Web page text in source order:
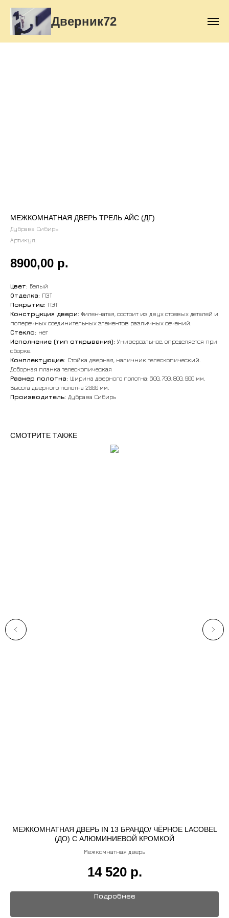
Дверник72
МЕЖКОМНАТНАЯ ДВЕРЬ ТРЕЛЬ АЙС (ДГ)
Дубрава Сибирь
Артикул:
8900,00 р.
Цвет: Белый
Отделка: ПЭТ
Покрытие: ПЭТ
Конструкция двери: Филенчатая, состоит из двух стоевых деталей и
поперечных соединительных элементов различных сечений.
Стекло: нет
Исполнение (тип открывания): Универсальное, определяется при
сборке.
Комплектующие: Стойка дверная, наличник телескопический.
Доборная планка телескопическая
Размер полотна: Ширина дверного полотна: 600, 700, 800, 900 мм.
Высота дверного полотна 2000 мм.
Производитель: Дубрава Сибирь
СМОТРИТЕ ТАКЖЕ
МЕЖКОМНАТНАЯ ДВЕРЬ IN 13 БРАНДО/ ЧЁРНОЕ LACOBEL
(ДО) С АЛЮМИНИЕВОЙ КРОМКОЙ
Межкомнатная дверь
14 520 р.
Подробнее